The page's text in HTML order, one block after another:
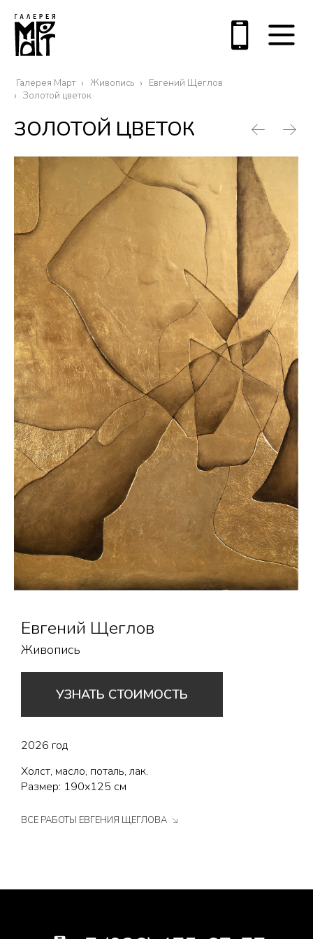
Галерея Март Живопись
Евгений Щеглов
Золотой цветок
ЗОЛОТОЙ ЦВЕТОК
Евгений Щеглов
Живопись
УЗНАТЬ СТОИМОСТЬ
2026 год
Холст, масло, поталь, лак.
Размер: 190х125 см
ВСЕ РАБОТЫ ЕВГЕНИЯ ЩЕГЛОВА